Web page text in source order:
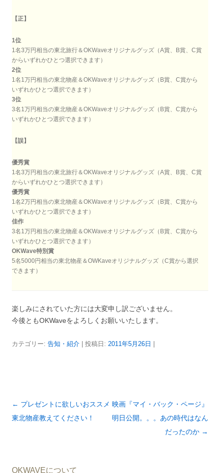
【正】
1位
1名3万円相当の東北旅行＆OKWaveオリジナルグッズ（A賞、B賞、C賞
からいずれかひとつ選択できます）
2位
1名1万円相当の東北物産＆OKWaveオリジナルグッズ（B賞、C賞から
いずれかひとつ選択できます）
3位
3名1万円相当の東北物産＆OKWaveオリジナルグッズ（B賞、C賞から
いずれかひとつ選択できます）
【誤】
優秀賞
1名3万円相当の東北旅行＆OKWaveオリジナルグッズ（A賞、B賞、C賞
からいずれかひとつ選択できます）
優秀賞
1名2万円相当の東北物産＆OKWaveオリジナルグッズ（B賞、C賞から
いずれかひとつ選択できます）
佳作
3名1万円相当の東北物産＆OKWaveオリジナルグッズ（B賞、C賞から
いずれかひとつ選択できます）
OKWave特別賞
5名5000円相当の東北物産＆OWKaveオリジナルグッズ（C賞から選択
できます）
楽しみにされていた方には大変申し訳ございません。
今後ともOKWaveをよろしくお願いいたします。
カテゴリー: 告知・紹介 | 投稿日: 2011年5月26日
投
稿
← プレゼントに欲しいおススメ
東北物産教えてください！
映画『マイ・バック・ページ』
明日公開。。。あの時代はなん
だったのか →
OKWAVEについて